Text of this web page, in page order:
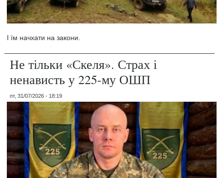
І їм начхати на закони.
Не тільки «Скеля». Страх і
ненависть у 225-му ОШП
пт, 31/07/2026 - 18:19